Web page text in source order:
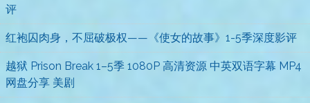
评
红袍囚肉身，不屈破极权——《使女的故事》1-5季深度影评
越狱 Prison Break 1–5季 1080P 高清资源 中英双语字幕 MP4
网盘分享 美剧